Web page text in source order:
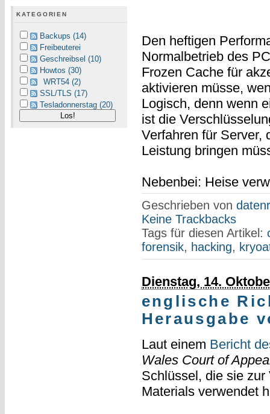
KATEGORIEN
Backups (14)
Freibeuterei
Geschreibsel (10)
Howtos (30)
WRT54 (2)
SSL/TLS (17)
Tesladonnerstag (20)
Den heftigen
Normalbetrieb des
Frozen Cache für
aktivieren müsse,
Logisch, denn wenn
ist die
Verfahren für Server,
Leistung bringen
Nebenbei: Heise
Geschrieben von
Keine Trackbacks
Tags für diesen Artikel:
forensik, hacking,
Dienstag, 14.
englische
Herausgabe
Laut einem Bericht
Wales Court of
Schlüssel, die sie
Materials verwendet